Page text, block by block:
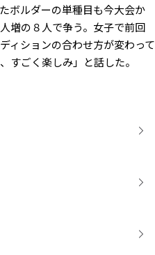
ボルダーの単種目も今大会か
増の８人で争う。女子で前回
ィションの合わせ方が変わって
すごく楽しみ」と話した。